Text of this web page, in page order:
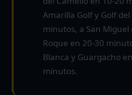
Amarilla Golf y Golf
minutos, a San Miguel
Roque en 20-30
Blanca y Guargacho
minutos.